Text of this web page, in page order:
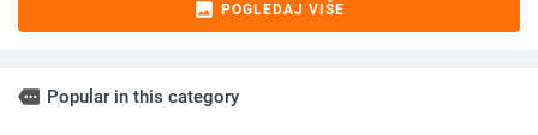
image POGLEDAJ VIŠE
more Popular in this category